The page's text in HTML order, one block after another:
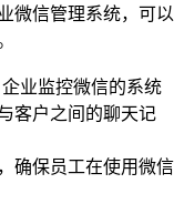
微信管理系统，可以
业监控微信的系统
客户之间的聊天记
确保员工在使用微信